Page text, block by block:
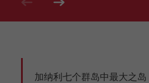
加纳利七个群岛中最大之